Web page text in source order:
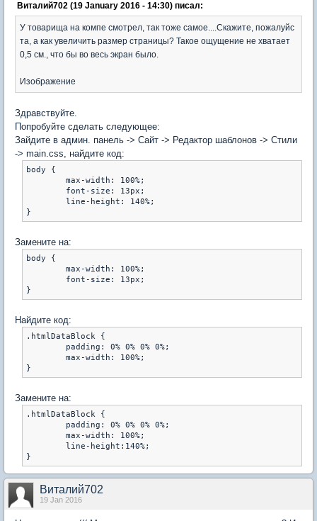
Виталий702 (19 January 2016 - 14:30) писал:
У товарища на компе смотрел, так тоже самое....Скажите, пожалуйс
та, а как увеличить размер страницы? Такое ощущение не хватает
0,5 см., что бы во весь экран было.
Изображение
Здравствуйте.
Попробуйте сделать следующее:
Зайдите в админ. панель -> Сайт -> Редактор шаблонов -> Стили
-> main.css, найдите код:
body {
Замените на:
body {
Найдите код:
.htmlDataBlock {
Замените на:
.htmlDataBlock {
Виталий702
19 Jan 2016